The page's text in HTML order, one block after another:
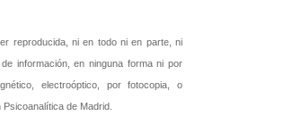
reproducida, ni en todo ni en parte, ni
información, en ninguna forma ni por
electroóptico, por fotocopia, o
de Madrid.